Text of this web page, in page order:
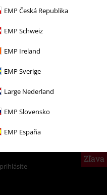
EMP Česká Republika
EMP Schweiz
EMP Ireland
EMP Sverige
Large Nederland
EMP Slovensko
EMP España
Disney šiat pre
z nich sú vhodnejšie na
sú vhodné aj na zimu. Ak
dodatočne obliecť, stačí sa
z "Frozen" už vedela, aké
pochybností, aby sa začalo
Zľava